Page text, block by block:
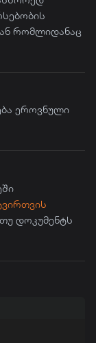
რომლიდანაც
ეროვნული
დოკუმენტს